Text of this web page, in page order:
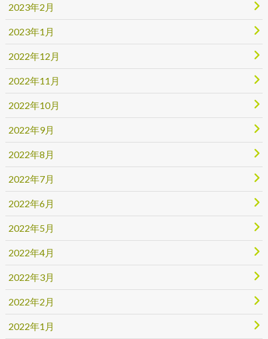
2023年2月
2023年1月
2022年12月
2022年11月
2022年10月
2022年9月
2022年8月
2022年7月
2022年6月
2022年5月
2022年4月
2022年3月
2022年2月
2022年1月